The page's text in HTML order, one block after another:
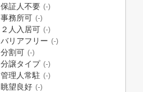
保証人不要 (-)
事務所可 (-)
２人入居可 (-)
バリアフリー (-)
分割可 (-)
分譲タイプ (-)
管理人常駐 (-)
眺望良好 (-)